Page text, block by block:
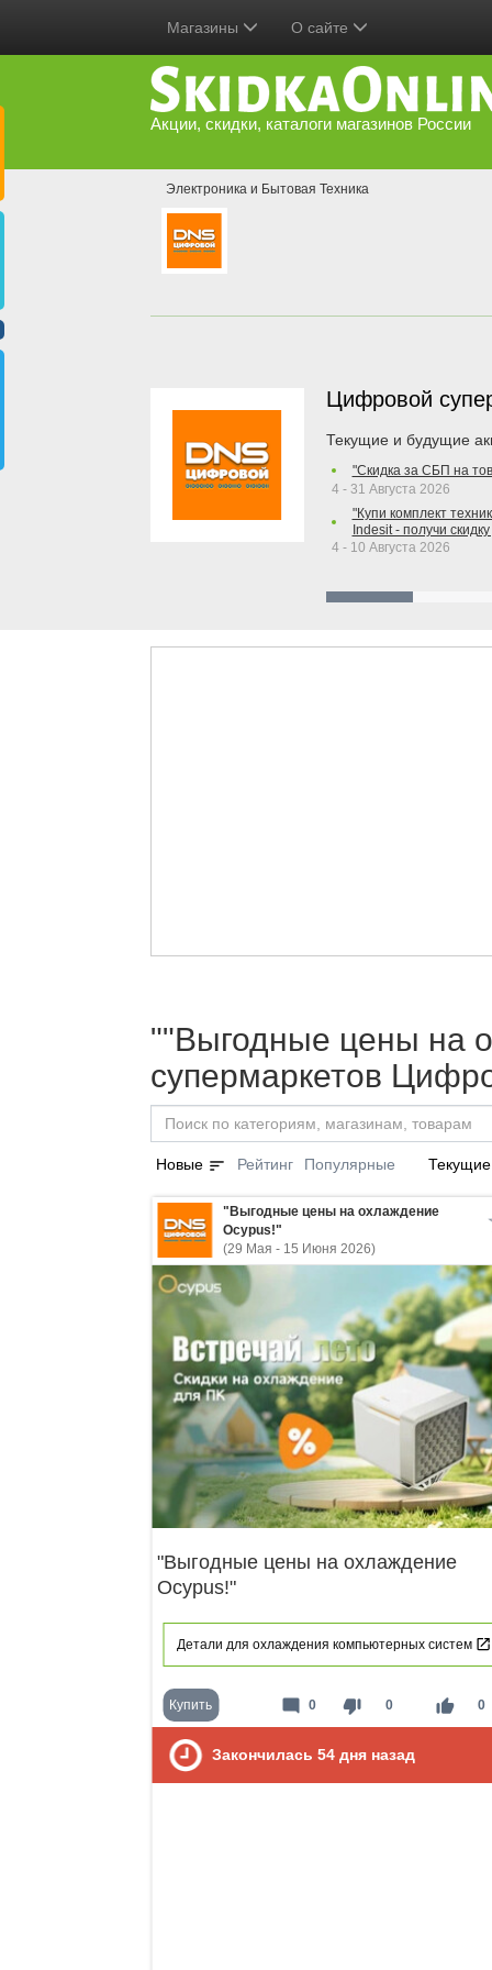
Магазины О сайте
Акции, скидки, каталоги магазинов России
Электроника и Бытовая Техника
Цифровой
Текущие и будущие
"Скидка за СБП на
4 - 31 Августа 2026
"Купи комплект
Indesit - получи
4 - 10 Августа 2026
""Выгодные цены на
супермаркетов
Новые sort Рейтинг Популярные Текущие
"Выгодные цены на охлаждение
Ocypus!"
(29 Мая - 15 Июня 2026)
"Выгодные цены на охлаждение
Ocypus!"
Детали для охлаждения компьютерных систем
Купить thumb_down 0 thumb_up 0
mode_comment 0
Закончилась 54 дня назад